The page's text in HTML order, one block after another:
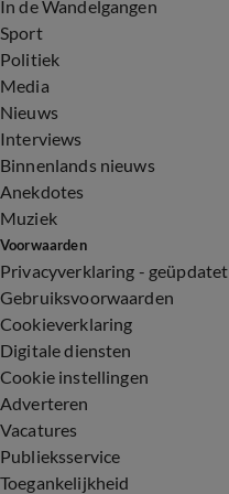
In de Wandelgangen
Sport
Politiek
Media
Nieuws
Interviews
Binnenlands nieuws
Anekdotes
Muziek
Voorwaarden
Privacyverklaring - geüpdatet
Gebruiksvoorwaarden
Cookieverklaring
Digitale diensten
Cookie instellingen
Adverteren
Vacatures
Publieksservice
Toegankelijkheid